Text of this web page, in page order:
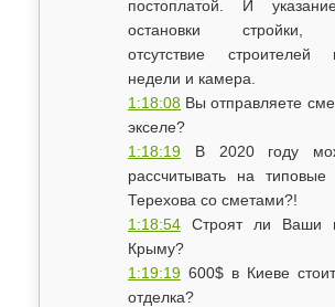
постоплатой. И
остановки стройки,
отсутствие
недели и камера.
1:18:08 ​Вы отправляете
экселе?
1:18:19 В 2020 году
рассчитывать на
Терехова со сметами?!
1:18:54 Строят ли Ваши
Крыму?
1:19:19 600$ в Киеве
отделка?